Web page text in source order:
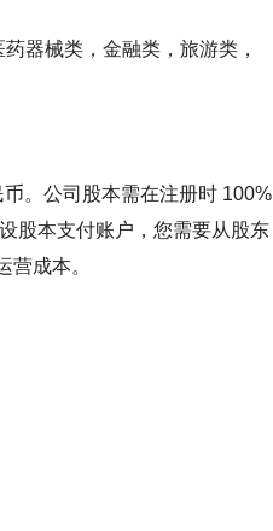
器械类，金融类，旅游类，
。公司股本需在注册时 100%
股本支付账户，您需要从股东
成本。